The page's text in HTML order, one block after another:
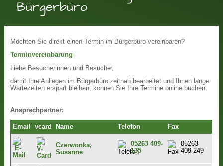
Bürgerbüro
Möchten Sie direkt einen Termin im Bürgerbüro vereinbaren?
Terminvereinbarung
Liebe Besucherinnen und Besucher,
damit Ihre Anliegen im Bürgerbüro zeitnah bearbeitet und Ihnen lange
Wartezeiten erspart bleiben, können Sie Ihre Termine online buchen.
Ansprechpartner:
Email vcard Name Telefon Fax
Czerwonka,
Susanne
05263 409-
135
05263
409-249